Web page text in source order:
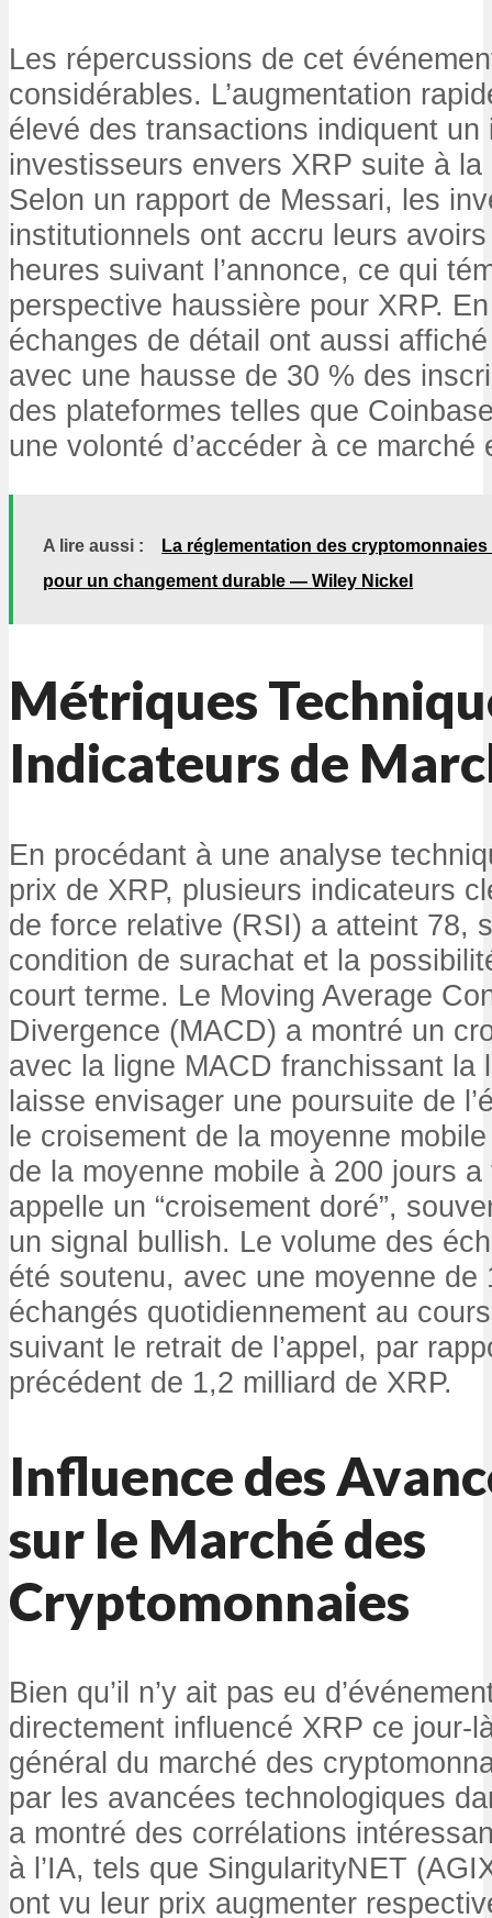
Les répercussions de cet
considérables. L’augmentation
élevé des transactions indiquent un
investisseurs envers XRP suite à
Selon un rapport de Messari, les
institutionnels ont accru leurs
heures suivant l’annonce, ce qui
perspective haussière pour XRP.
échanges de détail ont aussi
avec une hausse de 30 % des
des plateformes telles que
une volonté d’accéder à ce
A lire aussi :
La réglementation des
pour un changement durable — Wiley Nickel
Métriques
Indicateurs de
En procédant à une analyse
prix de XRP, plusieurs indicateurs
de force relative (RSI) a atteint 78,
condition de surachat et la
court terme. Le Moving Average
Divergence (MACD) a montré un
avec la ligne MACD franchissant la
laisse envisager une poursuite de
le croisement de la moyenne
de la moyenne mobile à 200 jours a
appelle un “croisement doré”,
un signal bullish. Le volume des
été soutenu, avec une moyenne de
échangés quotidiennement au
suivant le retrait de l’appel, par
précédent de 1,2 milliard de XRP.
Influence des
sur le Marché des
Cryptomonnaies
Bien qu’il n’y ait pas eu
directement influencé XRP ce jour-
général du marché des
par les avancées technologiques
a montré des corrélations
à l’IA, tels que SingularityNET
ont vu leur prix augmenter